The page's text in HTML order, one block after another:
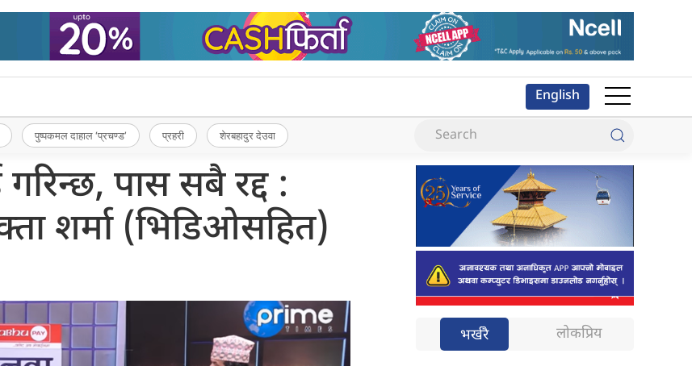
English
पुष्पकमल दाहाल ‘प्रचण्ड’ प्रहरी शेरबहादुर देउवा
पास सबै रद्द :
शर्मा (भिडिओसहित)
भर्खरै लोकप्रिय